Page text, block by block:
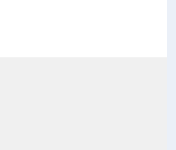
业撤场时，